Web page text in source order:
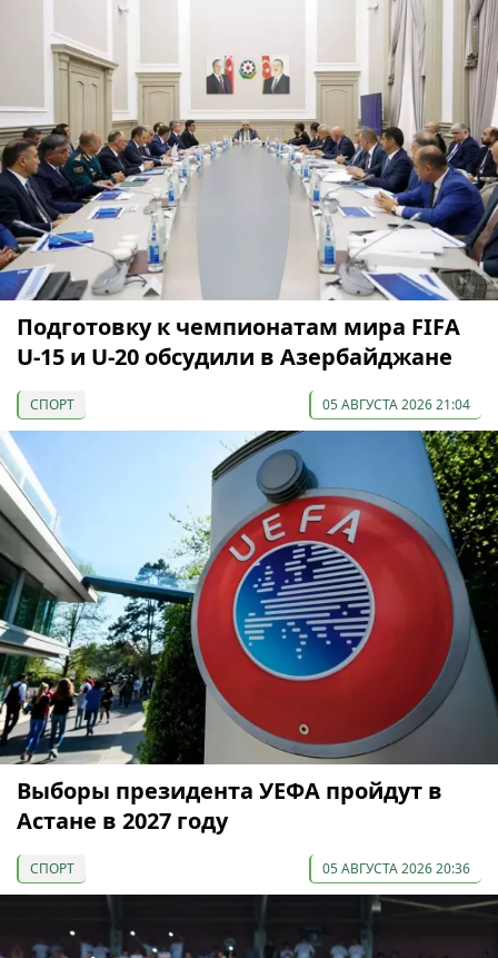
Подготовку к чемпионатам мира FIFA
U-15 и U-20 обсудили в Азербайджане
СПОРТ 05 АВГУСТА 2026 21:04
Выборы президента УЕФА пройдут в
Астане в 2027 году
СПОРТ 05 АВГУСТА 2026 20:36